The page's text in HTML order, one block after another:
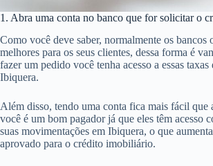
1. Abra uma conta no banco que for solicitar o
Como você deve saber, normalmente os bancos
melhores para os seus clientes, dessa forma é
fazer um pedido você tenha acesso a essas
Ibiquera.
Além disso, tendo uma conta fica mais fácil que
você é um bom pagador já que eles têm acesso
suas movimentações em Ibiquera, o que
aprovado para o crédito imobiliário.